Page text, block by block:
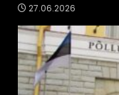
27.06.2026